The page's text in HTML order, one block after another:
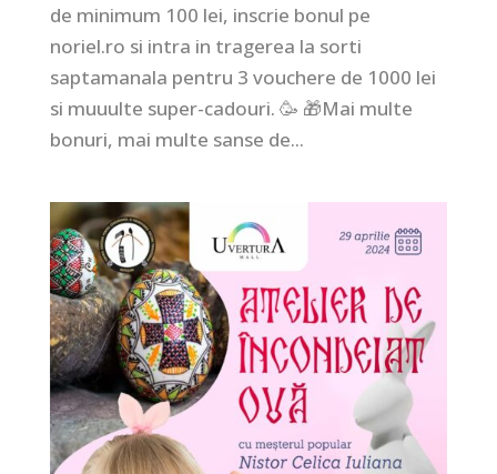
de minimum 100 lei, inscrie bonul pe
noriel.ro si intra in tragerea la sorti
saptamanala pentru 3 vouchere de 1000 lei
si muuulte super-cadouri. 🥳 🎁Mai multe
bonuri, mai multe sanse de...